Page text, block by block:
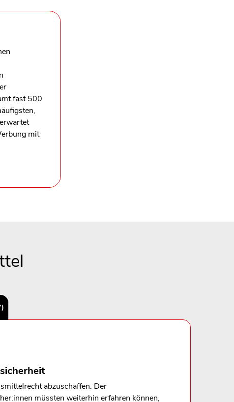
fast 500
mit
abzuschaffen. Der
müssten weiterhin erfahren können,